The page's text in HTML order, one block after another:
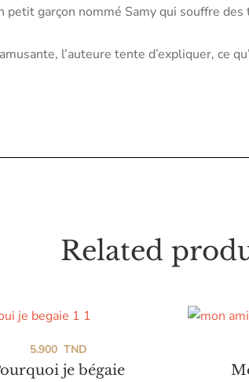
petit garçon nommé Samy qui souffre
l’auteure tente d’expliquer, ce
Related
je bégaie
5.900 TND